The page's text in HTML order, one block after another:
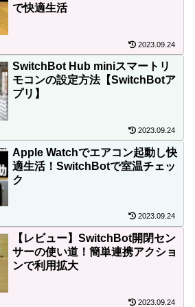
で快適生活
2023.09.24
SwitchBot Hub miniスマートリ
モコンの設定方法【SwitchBotア
プリ】
2023.09.24
Apple Watchでエアコン起動し快
適生活！SwitchBotで室温チェッ
ク
2023.09.24
【レビュー】SwitchBot開閉セン
サーの使い道！簡単連携アクショ
ンで利用拡大
2023.09.24